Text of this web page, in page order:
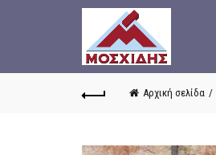
Αρχική σελίδα